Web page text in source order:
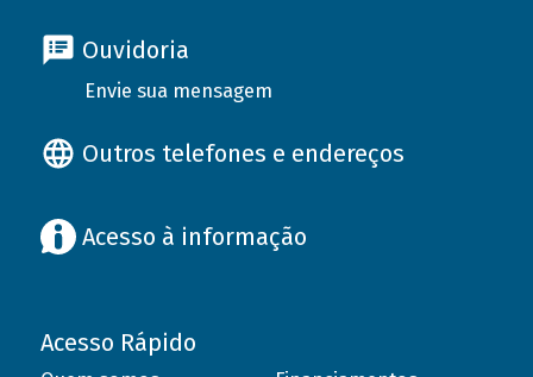
Ouvidoria
Envie sua mensagem
Outros telefones e endereços
Acesso à informação
Acesso Rápido